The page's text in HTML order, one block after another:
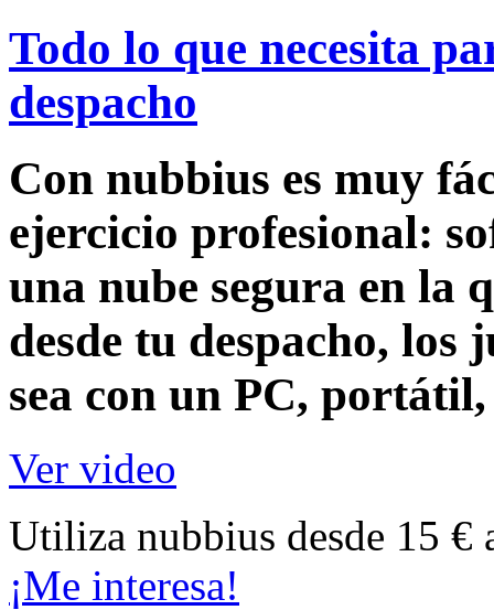
Todo lo que necesita
despacho
Con nubbius es muy
ejercicio profesional:
una nube segura en la
desde tu despacho,
sea con un PC, portátil,
Ver video
Utiliza nubbius desde 15 €
¡Me interesa!